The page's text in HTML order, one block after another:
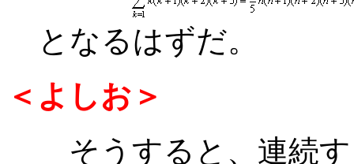
となるはずだ。
＜よしお＞
そうすると、連続